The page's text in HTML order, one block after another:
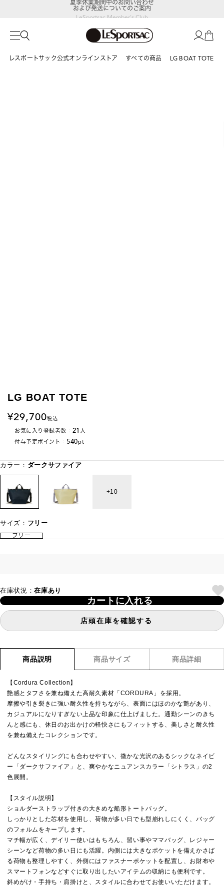
LeSportsac Member's Club
ポイントアップキャンペーン開催中
および発送についてのご案内
レスポートサック公式オンラインストア すべての商品 LG BOAT TOTE
LG BOAT TOTE
29,700税込
お気に入り登録者数： 21 人
付与予定ポイント： 540pt
カラー： ダークサファイア
10
サイズ： フリー
フリー
在庫状況：在庫あり
カートに入れる
店頭在庫を確認する
商品説明 商品サイズ 商品詳細
【Cordura Collection】
艶感とタフさを兼ね備えた高耐久素材「CORDURA」を採用。
摩擦や引き裂きに強い耐久性を持ちながら、表面にはほのかな艶があり、
カジュアルになりすぎない上品な印象に仕上げました。通勤シーンのきち
んと感にも、休日のお出かけの軽快さにもフィットする、美しさと耐久性
を兼ね備えたコレクションです。
どんなスタイリングにも合わせやすい、微かな光沢のあるシックなネイビ
ー「ダークサファイア」と、爽やかなニュアンスカラー「シトラス」の2
色展開。
【スタイル説明】
ショルダーストラップ付きの大きめな船形トートバッグ。
しっかりとした芯材を使用し、荷物が多い日でも型崩れしにくく、バッグ
のフォルムをキープします。
マチ幅が広く、デイリー使いはもちろん、習い事やママバッグ、レジャー
シーンなど荷物の多い日にも活躍。内側には大きなポケットを備えかさば
る荷物も整理しやすく、外側にはファスナーポケットを配置し、お財布や
スマートフォンなどすぐに取り出したいアイテムの収納にも便利です。
斜めがけ・手持ち・肩掛けと、スタイルに合わせてお使いいただけます。